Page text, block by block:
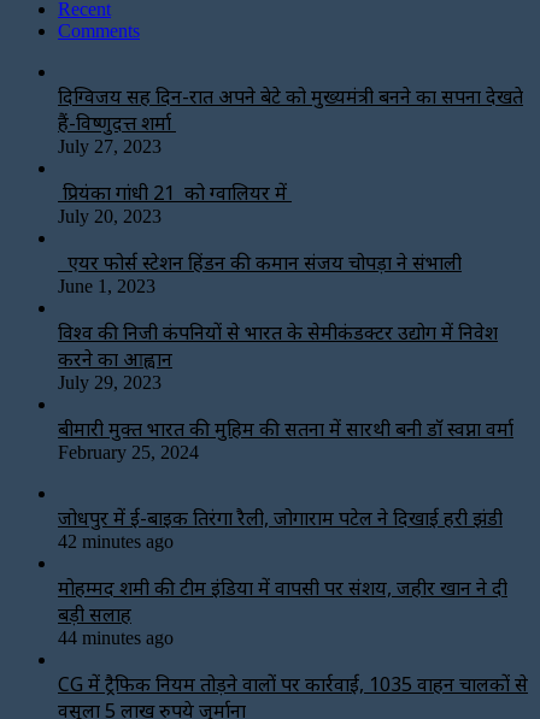
Recent
Comments
दिग्विजय सिंह दिन-रात अपने बेटे को मुख्यमंत्री बनने का सपना देखते
हैं-विष्णुदत्त शर्मा
July 27, 2023
प्रियंका गांधी 21 को ग्वालियर में
July 20, 2023
एयर फोर्स स्टेशन हिंडन की कमान संजय चोपड़ा ने संभाली
June 1, 2023
विश्‍व की निजी कंपनियों से भारत के सेमीकंडक्टर उद्योग में निवेश
करने का आह्वान
July 29, 2023
बीमारी मुक्त भारत की मुहिम की सतना में सारथी बनी डाॅ स्वप्ना वर्मा
February 25, 2024
जोधपुर में ई-बाइक तिरंगा रैली, जोगाराम पटेल ने दिखाई हरी झंडी
42 minutes ago
मोहम्मद शमी की टीम इंडिया में वापसी पर संशय, जहीर खान ने दी
बड़ी सलाह
44 minutes ago
CG में ट्रैफिक नियम तोड़ने वालों पर कार्रवाई, 1035 वाहन चालकों से
वसूला 5 लाख रुपये जुर्माना